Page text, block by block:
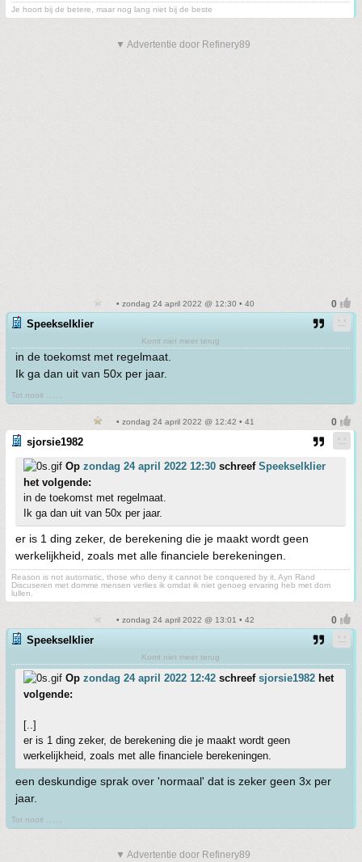
Je hoort bij de betere, maar nog lang niet bij de beste
▼ Advertentie door Refinery89
• zondag 24 april 2022 @ 12:30 • 40
Speekselklier
Komt niet meer terug
in de toekomst met regelmaat.
Ik ga dan uit van 50x per jaar.
Tot nooit .......
• zondag 24 april 2022 @ 12:42 • 41
sjorsie1982
Op zondag 24 april 2022 12:30 schreef Speekselklier
het volgende:
in de toekomst met regelmaat.
Ik ga dan uit van 50x per jaar.
er is 1 ding zeker, de berekening die je maakt wordt geen
werkelijkheid, zoals met alle financiele berekeningen.
Reason is not automatic, those who deny it cannot be conquered by it, Ayn Rand
Discuseren met domme mensen verlies ik omdat ik niet genoeg ervaring heb met dom
lullen.
• zondag 24 april 2022 @ 13:01 • 42
Speekselklier
Komt niet meer terug
Op zondag 24 april 2022 12:42 schreef sjorsie1982 het
volgende:
[..]
er is 1 ding zeker, de berekening die je maakt wordt geen
werkelijkheid, zoals met alle financiele berekeningen.
een deskundige sprak over 'normaal' dat is zeker geen 3x per
jaar.
Tot nooit .......
▼ Advertentie door Refinery89